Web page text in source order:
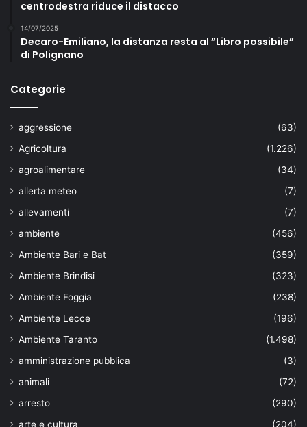
centrodestra riduce il distacco
14/07/2025
Decaro-Emiliano, la distanza resta al “Libro possibile”
di Polignano
Categorie
aggressione
(63)
Agricoltura
(1.226)
agroalimentare
(34)
allerta meteo
(7)
allevamenti
(7)
ambiente
(456)
Ambiente Bari e Bat
(359)
Ambiente Brindisi
(323)
Ambiente Foggia
(238)
Ambiente Lecce
(196)
Ambiente Taranto
(1.498)
amministrazione pubblica
(3)
animali
(72)
arresto
(290)
arte e cultura
(204)